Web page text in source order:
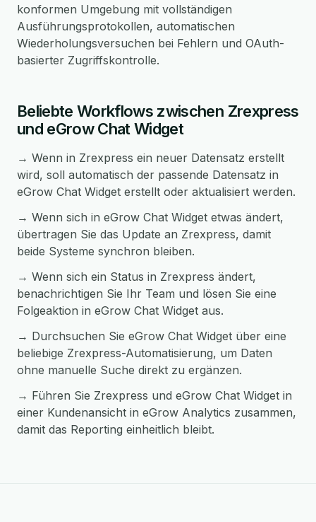
konformen Umgebung mit vollständigen
Ausführungsprotokollen, automatischen
Wiederholungsversuchen bei Fehlern und OAuth-
basierter Zugriffskontrolle.
Beliebte Workflows zwischen Zrexpress
und eGrow Chat Widget
→ Wenn in Zrexpress ein neuer Datensatz erstellt
wird, soll automatisch der passende Datensatz in
eGrow Chat Widget erstellt oder aktualisiert werden.
→ Wenn sich in eGrow Chat Widget etwas ändert,
übertragen Sie das Update an Zrexpress, damit
beide Systeme synchron bleiben.
→ Wenn sich ein Status in Zrexpress ändert,
benachrichtigen Sie Ihr Team und lösen Sie eine
Folgeaktion in eGrow Chat Widget aus.
→ Durchsuchen Sie eGrow Chat Widget über eine
beliebige Zrexpress-Automatisierung, um Daten
ohne manuelle Suche direkt zu ergänzen.
→ Führen Sie Zrexpress und eGrow Chat Widget in
einer Kundenansicht in eGrow Analytics zusammen,
damit das Reporting einheitlich bleibt.